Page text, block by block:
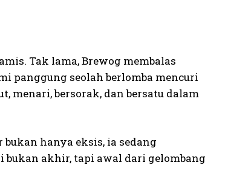
Tak lama, Brewog membalas
panggung seolah berlomba mencuri
menari, bersorak, dan bersatu dalam
hanya eksis, ia sedang
bukan akhir, tapi awal dari gelombang